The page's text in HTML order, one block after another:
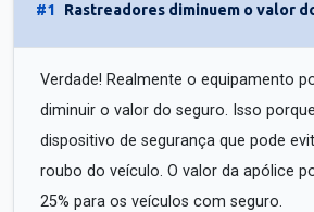
#1 Rastreadores diminuem o valor
Verdade! Realmente o equipamento
diminuir o valor do seguro. Isso
dispositivo de segurança que pode
roubo do veículo. O valor da apólice
25% para os veículos com seguro.